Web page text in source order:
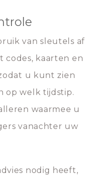
van sleutels af
codes, kaarten en
u kunt zien
op welk tijdstip.
waarmee u
vanachter uw
nodig heeft,